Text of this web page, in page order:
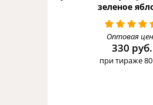
зеленое
Оптовая
330 руб.
при тираже